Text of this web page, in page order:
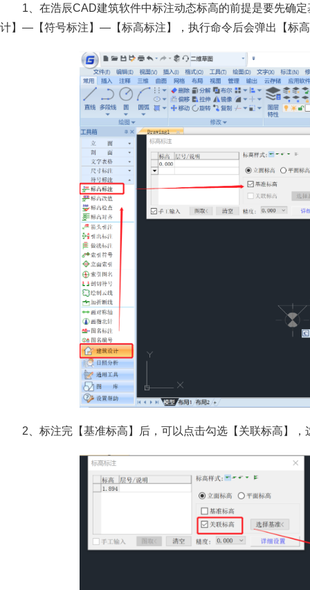
1、在浩辰CAD建筑软件中标注动态标高的前提是要先确
计】—【符号标注】—【标高标注】，执行命令后会弹出【标
2、标注完【基准标高】后，可以点击勾选【关联标高】